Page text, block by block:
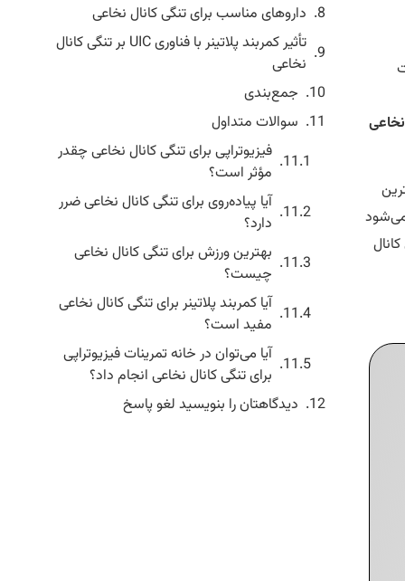
نخاعی
می‌شود
داروهای مناسب برای تنگی کانال نخاعی
تأثیر کمربند پلاتینر با فناوری UIC بر تنگی کانال
نخاعی
جمع‌بندی
سوالات متداول
فیزیوتراپی برای تنگی کانال نخاعی چقدر
مؤثر است؟
آیا پیاده‌روی برای تنگی کانال نخاعی ضرر
دارد؟
بهترین ورزش برای تنگی کانال نخاعی
چیست؟
آیا کمربند پلاتینر برای تنگی کانال نخاعی
مفید است؟
آیا می‌توان در خانه تمرینات فیزیوتراپی
برای تنگی کانال نخاعی انجام داد؟
دیدگاهتان را بنویسید لغو پاسخ